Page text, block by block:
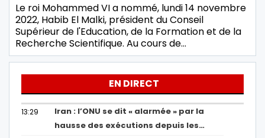
Le roi Mohammed VI a nommé, lundi 14 novembre
2022, Habib El Malki, président du Conseil
Supérieur de l'Education, de la Formation et de la
Recherche Scientifique. Au cours de…
EN DIRECT
13:29
Iran : l’ONU se dit « alarmée » par la
hausse des exécutions depuis les…